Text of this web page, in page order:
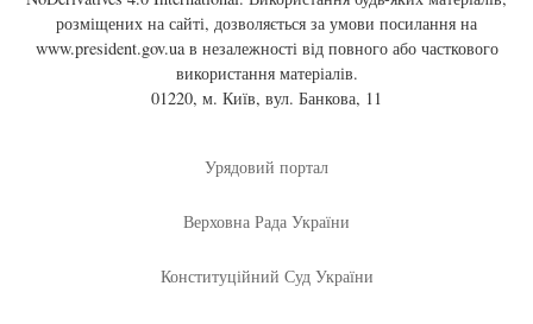
розміщених на сайті, дозволяється за умови посилання на
www.president.gov.uaв незалежності від повного або часткового
використання матеріалів.
01220, м. Київ, вул. Банкова, 11
Урядовий портал
Верховна Рада України
Конституційний Суд України